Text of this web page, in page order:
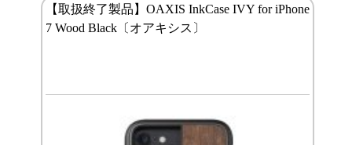
【取扱終了製品】OAXIS InkCase IVY for iPhone
7 Wood Black〔オアキシス〕